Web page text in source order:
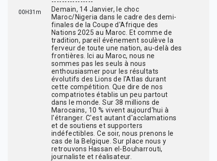
00H31m
Demain, 14 Janvier, le choc
Maroc/Nigeria dans le cadre des demi-
finales de la Coupe d'Afrique des
Nations 2025 au Maroc. Et comme de
tradition, pareil événement soulève la
ferveur de toute une nation, au-delà des
frontières. Ici au Maroc, nous ne
sommes pas les seuls à nous
enthousiasmer pour les résultats
évolutifs des Lions de l'Atlas durant
cette compétition. Que dire de nos
compatriotes établis un peu partout
dans le monde. Sur 38 millions de
Marocains, 10 % vivent aujourd'hui à
l'étranger. C'est autant d'acclamations
et de soutiens et supporters
indéfectibles. Ce soir, nous prenons le
cas de la Belgique. Sur place nous y
retrouvons Hassan el-Bouharrouti,
journaliste et réalisateur.